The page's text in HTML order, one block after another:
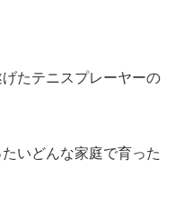
げたテニスプレーヤーの
いどんな家庭で育った